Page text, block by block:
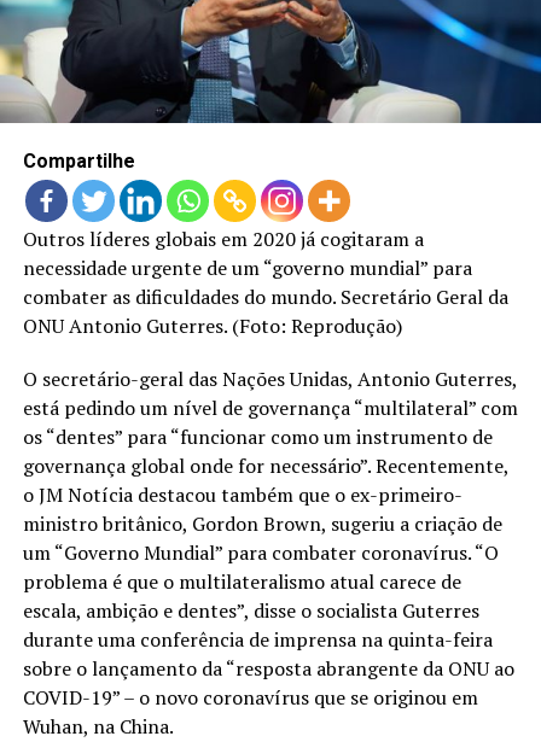
LANÇAMENTOS
Compartilhe
Outros líderes globais em 2020 já cogitaram a
necessidade urgente de um “governo mundial” para
combater as dificuldades do mundo. Secretário Geral da
ONU Antonio Guterres. (Foto: Reprodução)
O secretário-geral das Nações Unidas, Antonio Guterres,
está pedindo um nível de governança “multilateral” com
os “dentes” para “funcionar como um instrumento de
governança global onde for necessário”. Recentemente,
o JM Notícia destacou também que o ex-primeiro-
ministro britânico, Gordon Brown, sugeriu a criação de
um “Governo Mundial” para combater coronavírus. “O
problema é que o multilateralismo atual carece de
escala, ambição e dentes”, disse o socialista Guterres
durante uma conferência de imprensa na quinta-feira
sobre o lançamento da “resposta abrangente da ONU ao
COVID-19” – o novo coronavírus que se originou em
Wuhan, na China.